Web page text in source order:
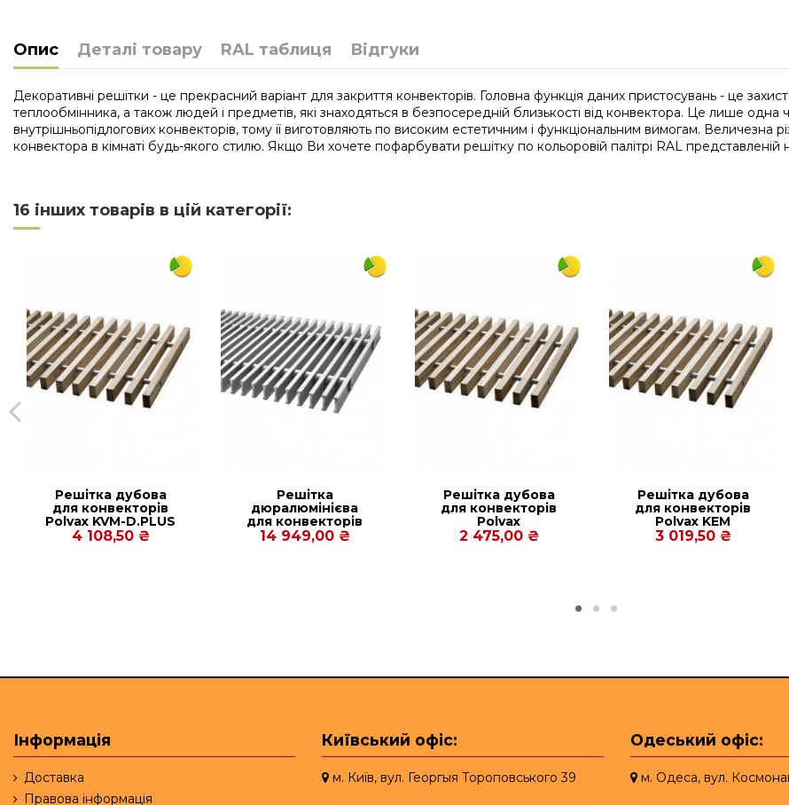
Опис Деталі товару RAL таблиця Відгуки
Декоративні решітки - це прекрасний варіант для закриття конвекторів. Головна функція даних пристосувань - це
теплообмінника, а також людей і предметів, які знаходяться в безпосередній близькості від конвектора. Це лише
внутрішньопідлогових конвекторів, тому її виготовляють по високим естетичним і функціональним вимогам. Величезна
конвектора в кімнаті будь-якого стилю. Якщо Ви хочете пофарбувати решітку по кольоровій палітрі RAL
Ширина
16 інших товарів в цій категорії:
Решітка дубова
для конвекторів
Рolvax KVM-D.PLUS
380.2250.125
4 108,50 ₴
Решітка
дюралюмінієва
для конвекторів
Рolvax KEM
380.3000.120
14 949,00 ₴
Решітка дубова
для конвекторів
Polvax
KVM.PREMIUM.380.1250.90
2 475,00 ₴
Решітка дубова
для конвекторів
Рolvax KEM
300.2000.67
3 019,50 ₴
Інформація
Доставка
Правова інформація
Київський офіс:
м. Київ, вул. Георгыя Тороповського 39
Одеський офіс:
м. Одеса, вул.